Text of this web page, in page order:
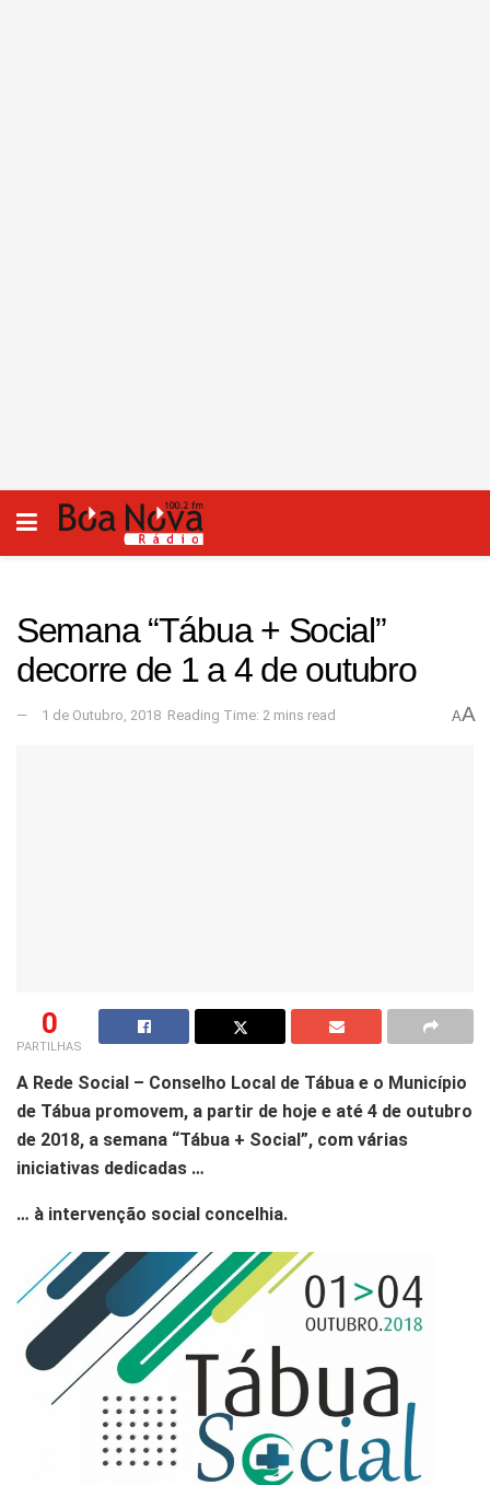
Semana “Tábua + Social”
decorre de 1 a 4 de outubro
1 de Outubro, 2018 Reading Time: 2 mins read AA
0
PARTILHAS
A Rede Social – Conselho Local de Tábua e o Município
de Tábua promovem, a partir de hoje e até 4 de outubro
de 2018, a semana “Tábua + Social”, com várias
iniciativas dedicadas …
… à intervenção social concelhia.